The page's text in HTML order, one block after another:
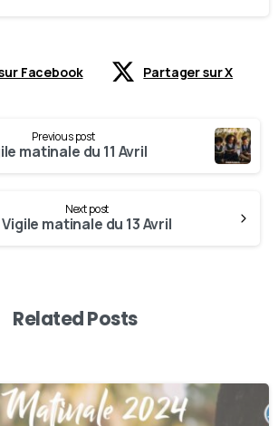
Facebook Partager sur X
Previous post
matinale du 11 Avril
Next post
Vigile matinale du 13 Avril
Related Posts